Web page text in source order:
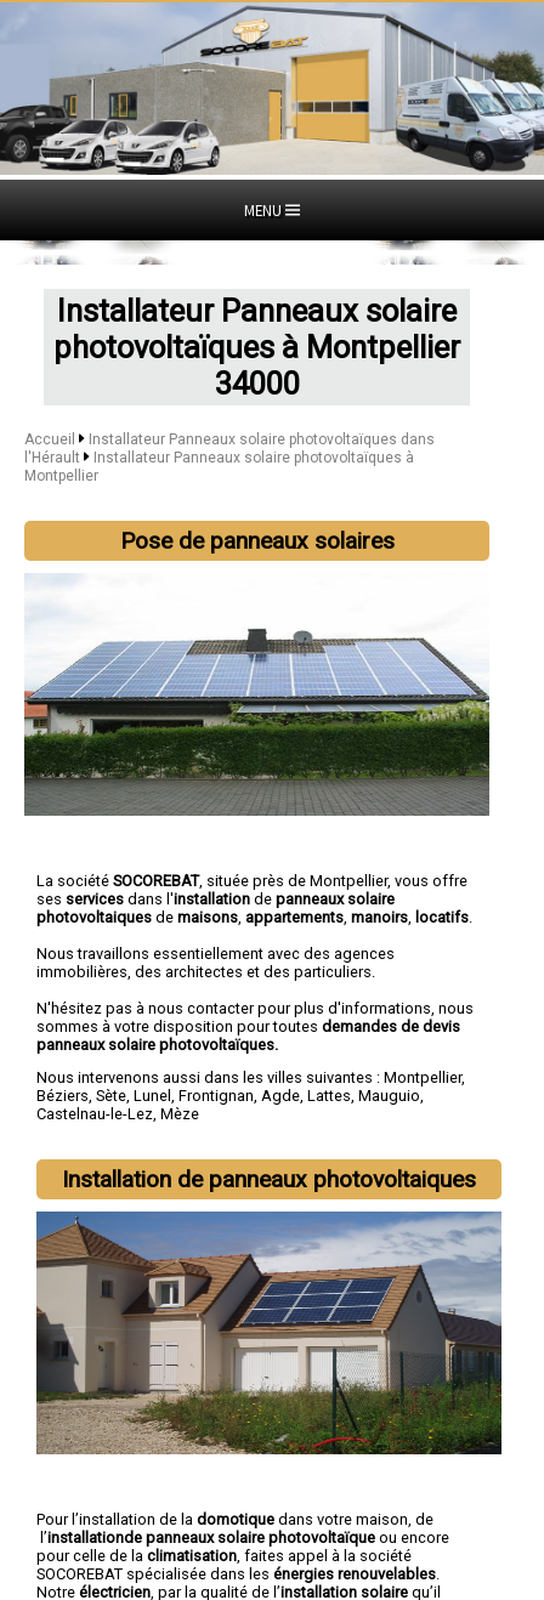
MENU
Installateur Panneaux solaire
photovoltaïques à Montpellier
34000
Accueil
Installateur Panneaux solaire photovoltaïques dans
l'Hérault
Installateur Panneaux solaire photovoltaïques à
Montpellier
Pose de panneaux solaires
La société SOCOREBAT, située près de Montpellier, vous offre
ses services dans l'installation de panneaux solaire
photovoltaiques de maisons appartements manoirs locatifs
Nous travaillons essentiellement avec des agences
immobilières, des architectes et des particuliers.
N'hésitez pas à nous contacter pour plus d'informations, nous
sommes à votre disposition pour toutes demandes de devis
panneaux solaire photovoltaïques.
Nous intervenons aussi dans les villes suivantes : Montpellier,
Béziers, Sète, Lunel , Frontignan, Agde, Lattes, Mauguio,
Castelnau-le-Lez, Mèze
Installation de panneaux photovoltaiques
Pour l’installation de la domotique dans votre maison, de
l’installationde panneaux solaire photovoltaïque ou encore
pour celle de la climatisation, faites appel à la société
SOCOREBAT spécialisée dans les énergies renouvelables.
Notre électricien, par la qualité de l’installation solaire qu’il